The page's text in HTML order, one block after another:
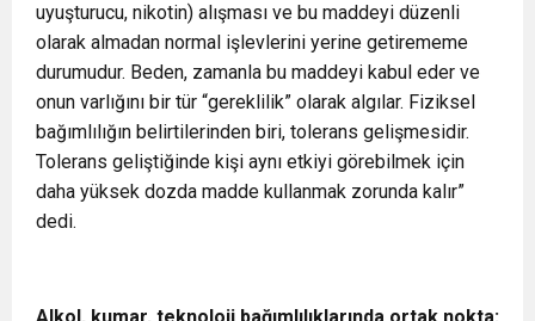
uyuşturucu, nikotin) alışması ve bu maddeyi düzenli
olarak almadan normal işlevlerini yerine getirememe
durumudur. Beden, zamanla bu maddeyi kabul eder ve
onun varlığını bir tür “gereklilik” olarak algılar. Fiziksel
bağımlılığın belirtilerinden biri, tolerans gelişmesidir.
Tolerans geliştiğinde kişi aynı etkiyi görebilmek için
daha yüksek dozda madde kullanmak zorunda kalır”
dedi.